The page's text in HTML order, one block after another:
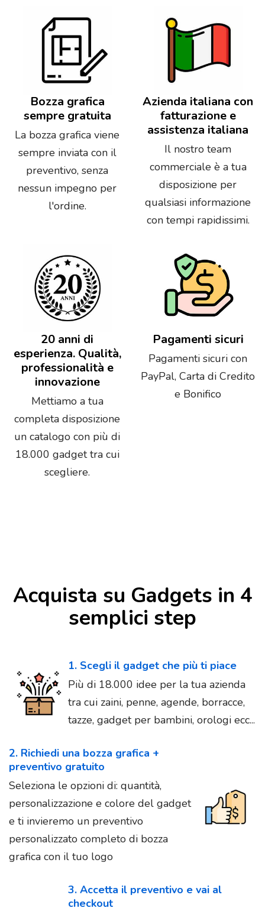
Bozza grafica
sempre gratuita
La bozza grafica viene
sempre inviata con il
preventivo, senza
nessun impegno per
l'ordine.
Azienda italiana con
fatturazione e
assistenza italiana
Il nostro team
commerciale è a tua
disposizione per
qualsiasi informazione
con tempi rapidissimi.
20 anni di
esperienza. Qualità,
professionalità e
innovazione
Mettiamo a tua
completa disposizione
un catalogo con più di
18.000 gadget tra cui
scegliere.
Pagamenti sicuri
Pagamenti sicuri con
PayPal, Carta di Credito
e Bonifico
Acquista su Gadgets in 4
semplici step
1. Scegli il gadget che più ti piace
Più di 18.000 idee per la tua azienda
tra cui zaini, penne, agende, borracce,
tazze, gadget per bambini, orologi ecc...
2. Richiedi una bozza grafica +
preventivo gratuito
Seleziona le opzioni di: quantità,
personalizzazione e colore del gadget
e ti invieremo un preventivo
personalizzato completo di bozza
grafica con il tuo logo
3. Accetta il preventivo e vai al
checkout